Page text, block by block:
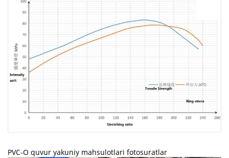
PVC-O quvur yakuniy mahsulotlari fotosuratlar